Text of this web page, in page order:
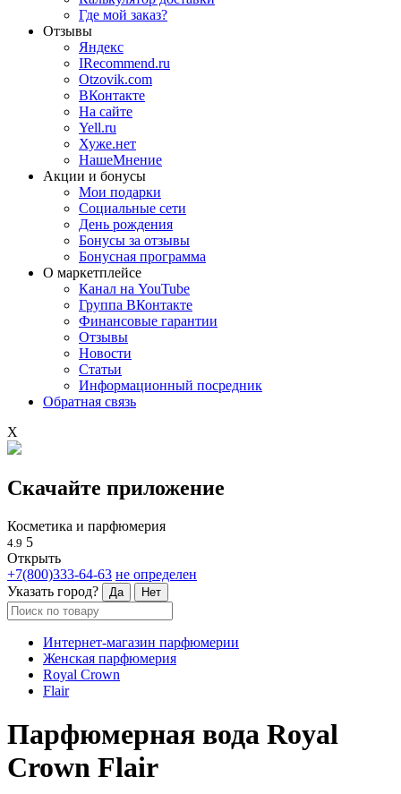
Где мой заказ?
Отзывы
Яндекс
IRecommend.ru
Otzovik.com
ВКонтакте
На сайте
Yell.ru
Хуже.нет
НашеМнение
Акции и бонусы
Мои подарки
Социальные сети
День рождения
Бонусы за отзывы
Бонусная программа
О маркетплейсе
Канал на YouTube
Группа ВКонтакте
Финансовые гарантии
Отзывы
Новости
Статьи
Информационный посредник
Обратная связь
X
Скачайте приложение
Косметика и парфюмерия
4.9 5
Открыть
+7(800)333-64-63 не определен
Указать город?
Да Нет
Интернет-магазин парфюмерии
Женская парфюмерия
Royal Crown
Flair
Парфюмерная вода Royal
Crown Flair